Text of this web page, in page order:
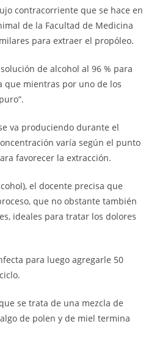
contracorriente que se hace en
de la Facultad de Medicina
para extraer el propóleo.
de alcohol al 96 % para
que mientras por uno de los
va produciendo durante el
varía según el punto
favorecer la extracción.
el docente precisa que
que no obstante también
ideales para tratar los dolores
para luego agregarle 50
se trata de una mezcla de
de polen y de miel termina